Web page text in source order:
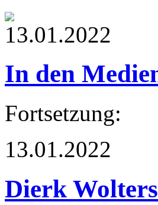
13.01.2022
In den
Fortsetzung:
13.01.2022
Dierk